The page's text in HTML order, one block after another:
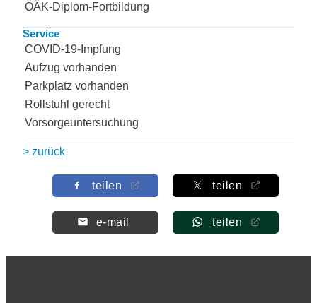
ÖÄK-Diplom-Fortbildung
Service
COVID-19-Impfung
Aufzug vorhanden
Parkplatz vorhanden
Rollstuhl gerecht
Vorsorgeuntersuchung
> zurück
teilen teilen
e-mail teilen